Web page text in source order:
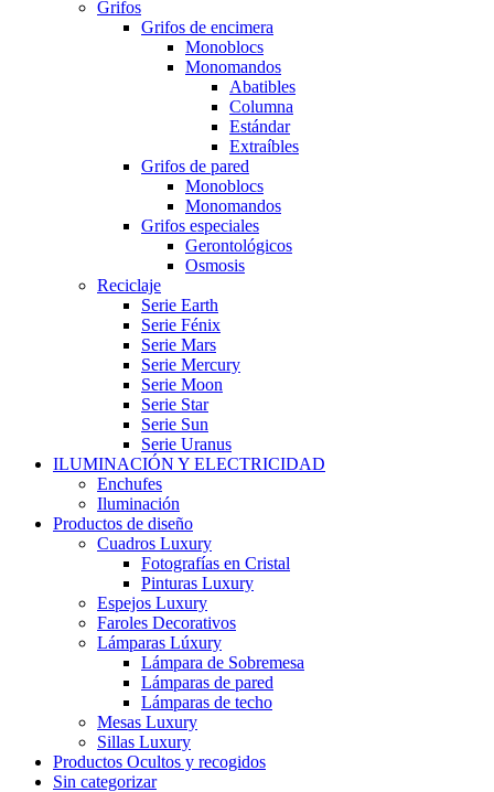
Grifos
Grifos de encimera
Monoblocs
Monomandos
Abatibles
Columna
Estándar
Extraíbles
Grifos de pared
Monoblocs
Monomandos
Grifos especiales
Gerontológicos
Osmosis
Reciclaje
Serie Earth
Serie Fénix
Serie Mars
Serie Mercury
Serie Moon
Serie Star
Serie Sun
Serie Uranus
ILUMINACIÓN Y ELECTRICIDAD
Enchufes
Iluminación
Productos de diseño
Cuadros Luxury
Fotografías en Cristal
Pinturas Luxury
Espejos Luxury
Faroles Decorativos
Lámparas Lúxury
Lámpara de Sobremesa
Lámparas de pared
Lámparas de techo
Mesas Luxury
Sillas Luxury
Productos Ocultos y recogidos
Sin categorizar